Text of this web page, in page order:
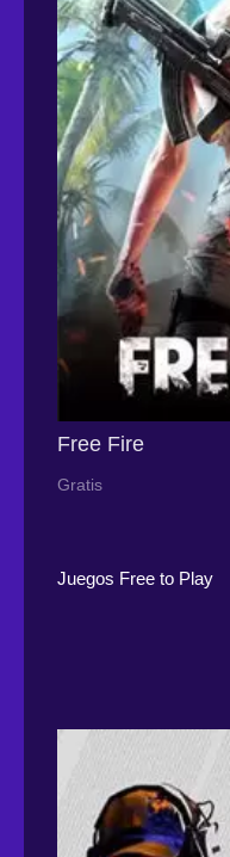
Free Fire
Gratis
Juegos Free to Play